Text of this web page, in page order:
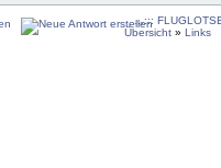
...:::
Übersicht » Links